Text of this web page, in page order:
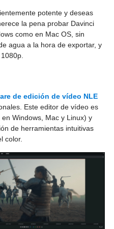
potente y deseas
la pena probar Davinci
como en Mac OS, sin
agua a la hora de exportar, y
de edición de vídeo NLE
Este editor de vídeo es
Windows, Mac y Linux) y
de herramientas intuitivas
color.